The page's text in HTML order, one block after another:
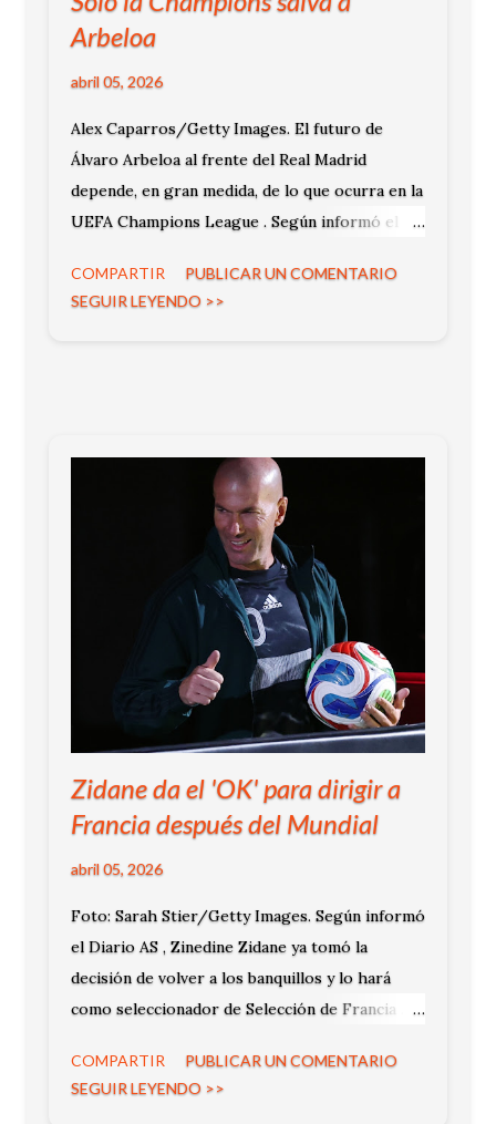
Arbeloa
abril 05, 2026
Alex Caparros/Getty Images. El futuro de
Álvaro Arbeloa al frente del Real Madrid
depende, en gran medida, de lo que ocurra en la
UEFA Champions League . Según informó el
como la única vía para sostener su proyecto en
el banquillo blanco.
COMPARTIR
PUBLICAR UN COMENTARIO
SEGUIR LEYENDO >>
Zidane da el 'OK' para dirigir a
Francia después del Mundial
abril 05, 2026
Foto: Sarah Stier/Getty Images. Según informó
el Diario AS , Zinedine Zidane ya tomó la
decisión de volver a los banquillos y lo hará
como seleccionador de Selección de Francia . El
próximo Mundial. De esta manera reemplazará
a Didier Deschamps , quien meses atrás anunció
COMPARTIR
PUBLICAR UN COMENTARIO
SEGUIR LEYENDO >>